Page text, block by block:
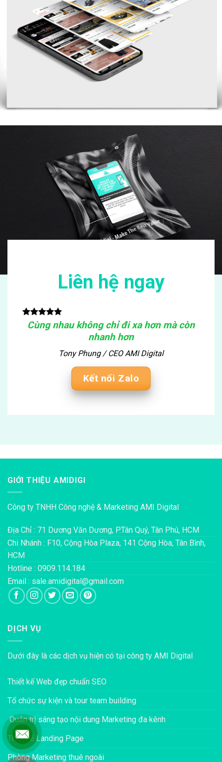
Liên hệ ngay
Cùng nhau không chỉ đi xa hơn mà còn
nhanh hơn
Tony Phung / CEO AMI Digital
Kết nối Zalo
GIỚI THIỆU AMIDIGI
Công ty TNHH Công nghệ & Marketing AMI Digital
Địa Chỉ : 71 Dương Văn Dương, P.Tân Quý, Tân Phú, HCM
Chi Nhánh : F10, Cộng Hòa Plaza, 141 Cộng Hòa, Tân Bình,
HCM
Hotline : 0909.114.184
Email : sale.amidigital@gmail.com
DỊCH VỤ
Dưới đây là các dịch vụ hiện có tại công ty AMI Digital
Thiết kế Web đẹp chuẩn SEO
Tổ chức sự kiện và tour team building
Quản trị sáng tạo nội dung Marketing đa kênh
Thiết kế Landing Page
Phòng Marketing thuê ngoài